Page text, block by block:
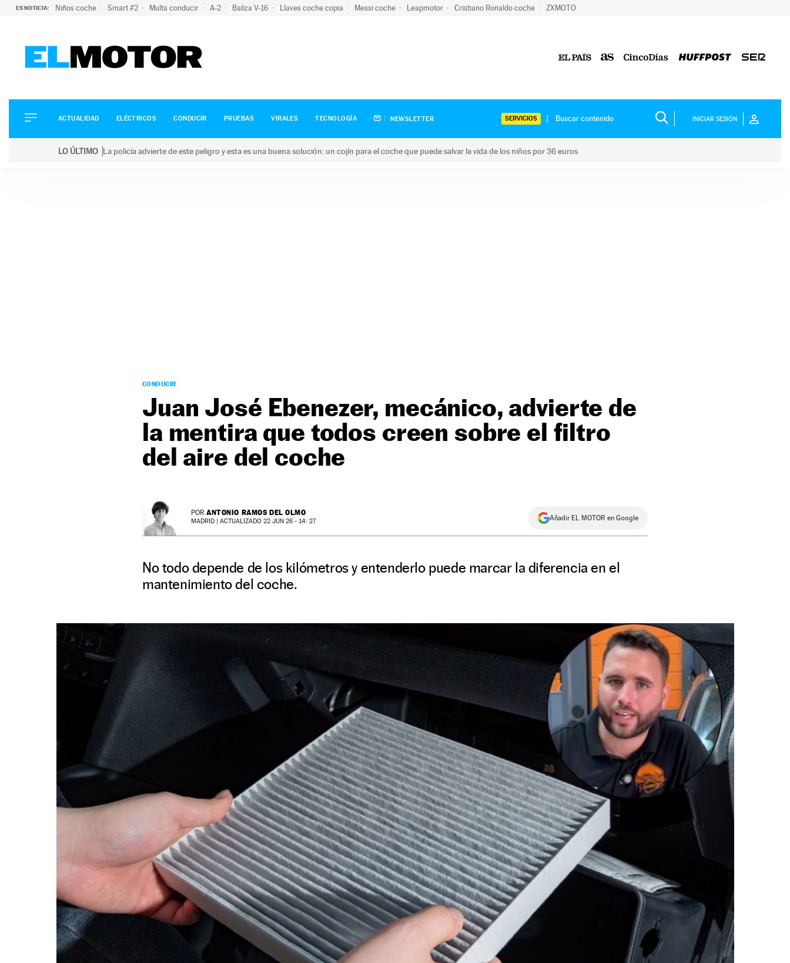
ES NOTICIA: Niños coche Smart #2 Multa conducir A-2 Baliza V-16 Llaves coche copia Messi coche Leapmotor Cristiano Ronaldo coche ZXMOTO
ELÉCTRICOS
CONDUCIR
ACTUALIDAD ELÉCTRICOS CONDUCIR PRUEBAS VIRALES TECNOLOGÍA NEWSLETTER SERVICIOS INICIAR SESIÓN
LO ÚLTIMO La policía advierte de este peligro y esta es una buena solución: un cojín para el coche que puede salvar la vida de los niños por 36 euros
CONDUCIR
Juan José Ebenezer, mecánico, advierte de
la mentira que todos creen sobre el filtro
del aire del coche
POR ANTONIO RAMOS DEL OLMO
MADRID | ACTUALIZADO 22 JUN 26 - 14: 27 Añadir EL MOTOR en Google
No todo depende de los kilómetros y entenderlo puede marcar la diferencia en el
mantenimiento del coche.